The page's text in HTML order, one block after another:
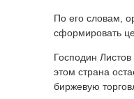
По его словам,
сформировать
Господин
этом страна
биржевую